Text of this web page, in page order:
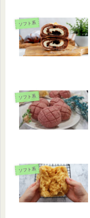
ソフト系
ソフト系
ソフト系